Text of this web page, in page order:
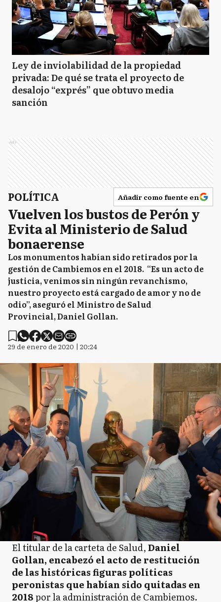
Ley de inviolabilidad de la propiedad
privada: De qué se trata el proyecto de
desalojo “exprés” que obtuvo media
sanción
Ads
POLÍTICA Añadir como fuente en
Vuelven los bustos de Perón y
Evita al Ministerio de Salud
bonaerense
Los monumentos habían sido retirados por la
gestión de Cambiemos en el 2018. “Es un acto de
justicia, venimos sin ningún revanchismo,
nuestro proyecto está cargado de amor y no de
odio”, aseguró el Ministro de Salud
Provincial, Daniel Gollan.
29 de enero de 2020 | 20:24
El titular de la carteta de Salud,Daniel
Gollan, encabezó el acto de restitución
de las históricas figuras políticas
peronistas que habían sido quitadas en
2018por la administración de Cambiemos.